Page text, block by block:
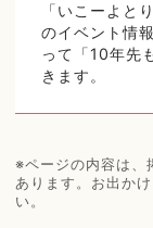
「いこーよと
のイベント情
って「10年先
きます。
※ページの内容は、
あります。お出か
い。